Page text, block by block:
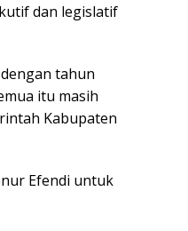
dan legislatif
tahun
itu masih
Kabupaten
Efendi untuk